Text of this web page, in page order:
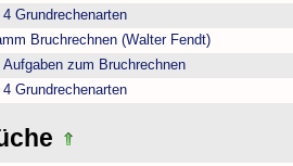
Grundrechenarten
Bruchrechnen (Walter Fendt)
Aufgaben zum Bruchrechnen
Grundrechenarten